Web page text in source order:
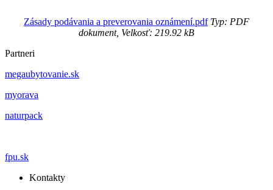
Zásady podávania a preverovania oznámení.pdfTyp: PDF
dokument, Velkosť: 219.92 kB
Partneri
megaubytovanie.sk
myorava
naturpack
fpu.sk
Kontakty